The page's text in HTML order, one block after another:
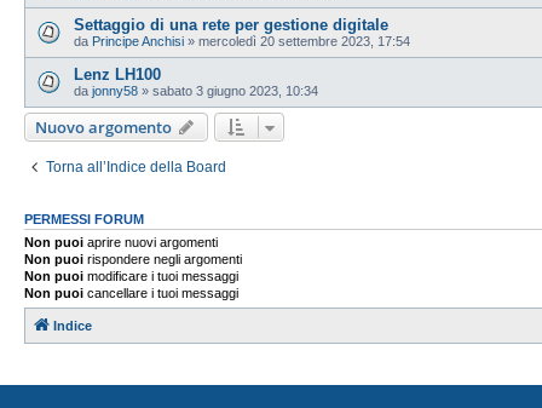
Settaggio di una rete per gestione digitale
da Principe Anchisi » mercoledì 20 settembre 2023, 17:54
Lenz LH100
da jonny58 » sabato 3 giugno 2023, 10:34
Nuovo argomento
Torna all’Indice della Board
PERMESSI FORUM
Non puoi aprire nuovi argomenti
Non puoi rispondere negli argomenti
Non puoi modificare i tuoi messaggi
Non puoi cancellare i tuoi messaggi
Indice